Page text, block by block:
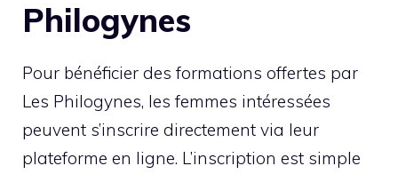
Philogynes
Pour bénéficier des formations offertes par
Les Philogynes, les femmes intéressées
peuvent s’inscrire directement via leur
plateforme en ligne. L’inscription est simple